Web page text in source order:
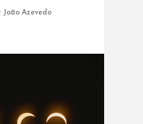
João Azevedo